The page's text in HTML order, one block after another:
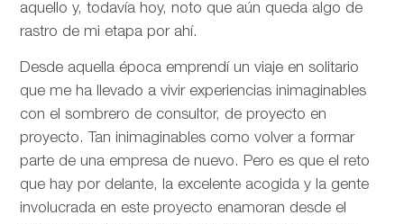
aquello y, todavía hoy, noto que aún queda algo de
rastro de mi etapa por ahí.
Desde aquella época emprendí un viaje en solitario
que me ha llevado a vivir experiencias inimaginables
con el sombrero de consultor, de proyecto en
proyecto. Tan inimaginables como volver a formar
parte de una empresa de nuevo. Pero es que el reto
que hay por delante, la excelente acogida y la gente
involucrada en este proyecto enamoran desde el